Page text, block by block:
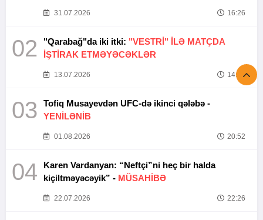
31.07.2026 16:26
02 "Qarabağ"da iki itki: "VESTRİ" İLƏ MATÇDA
İŞTİRAK ETMƏYƏCƏKLƏR
13.07.2026 14:37
03
Tofiq Musayevdən UFC-də ikinci qələbə -
YENİLƏNİB
01.08.2026 20:52
04
Karen Vardanyan: “Neftçi”ni heç bir halda
kiçiltməyəcəyik” - MÜSAHİBƏ
22.07.2026 22:26